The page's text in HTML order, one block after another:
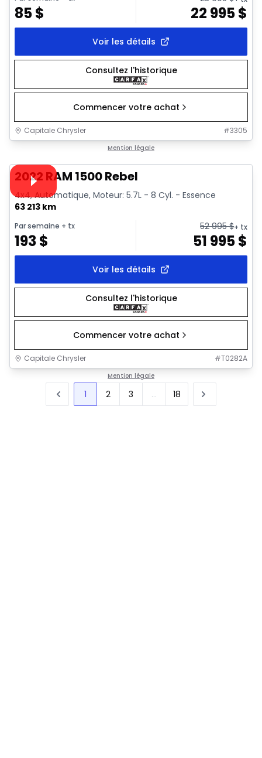
85$ 22 995$
Voir les détails
Consultez l'historique
Commencer votre achat
Capitale Chrysler #3305
Mention légale
Vidéo disponible
2022 RAM 1500 Rebel
4x4, Automatique, Moteur: 5.7L - 8 Cyl. - Essence
63 213 km
Par semaine + tx
193$
52 995$+ tx
51 995$
Voir les détails
Consultez l'historique
Commencer votre achat
Capitale Chrysler #T0282A
Mention légale
1 2 3 ... 18